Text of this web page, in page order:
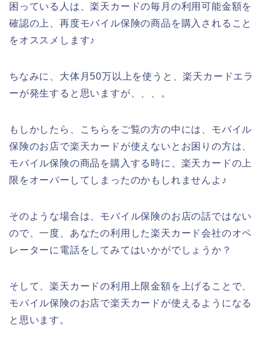
困っている人は、楽天カードの毎月の利用可能金額を
確認の上、再度モバイル保険の商品を購入されること
をオススメします♪
ちなみに、大体月50万以上を使うと、楽天カードエラ
ーが発生すると思いますが、、、。
もしかしたら、こちらをご覧の方の中には、モバイル
保険のお店で楽天カードが使えないとお困りの方は、
モバイル保険の商品を購入する時に、楽天カードの上
限をオーバーしてしまったのかもしれませんよ♪
そのような場合は、モバイル保険のお店の話ではない
ので、一度、あなたの利用した楽天カード会社のオペ
レーターに電話をしてみてはいかがでしょうか？
そして、楽天カードの利用上限金額を上げることで、
モバイル保険のお店で楽天カードが使えるようになる
と思います。